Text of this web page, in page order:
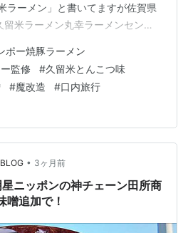
ラーメン」と書いてますが佐賀県
米ラーメン丸幸ラーメンセンタ
うまかけんがどっちでもよかろ
うか好きなので定番化してます。
キュー八丁味噌を入れて「味噌
。以前サンポーさんの「井手ち
れたことがありましたが今回は丸
ます。 えっ？邪道？せっ…
ポー焼豚ラーメン
監修 #久留米とんこつ味
#魔改造 #口内旅行
• 3ヶ月前
ニッポンの神チェーン田所商
噌追加で！